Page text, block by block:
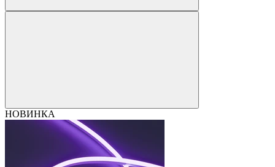
НОВИНКА